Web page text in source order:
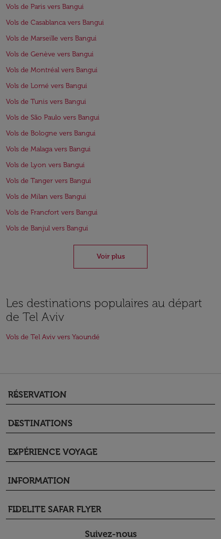
Vols de Paris vers Bangui
Vols de Casablanca vers Bangui
Vols de Marseille vers Bangui
Vols de Genève vers Bangui
Vols de Montréal vers Bangui
Vols de Lomé vers Bangui
Vols de Tunis vers Bangui
Vols de São Paulo vers Bangui
Vols de Bologne vers Bangui
Vols de Malaga vers Bangui
Vols de Lyon vers Bangui
Vols de Tanger vers Bangui
Vols de Milan vers Bangui
Vols de Francfort vers Bangui
Vols de Banjul vers Bangui
Voir plus
Les destinations populaires au départ
de Tel Aviv
Vols de Tel Aviv vers Yaoundé
RÉSERVATION
keyboard_arrow_down
DESTINATIONS
keyboard_arrow_down
EXPÉRIENCE VOYAGE
keyboard_arrow_down
INFORMATION
keyboard_arrow_down
FIDELITE SAFAR FLYER
keyboard_arrow_down
Suivez-nous